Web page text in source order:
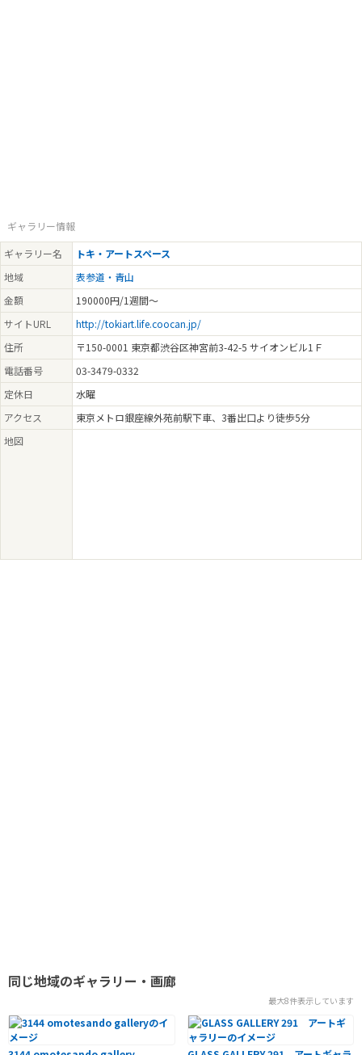
ギャラリー情報
ギャラリー名
トキ・アートスペース
地域
表参道・青山
金額
190000円/1週間～
サイトURL
http://tokiart.life.coocan.jp/
住所
〒150-0001 東京都渋谷区神宮前3-42-5 サイオンビル1Ｆ
電話番号
03-3479-0332
定休日
水曜
アクセス
東京メトロ銀座線外苑前駅下車、3番出口より徒歩5分
地図
同じ地域のギャラリー・画廊
最大8件表示しています